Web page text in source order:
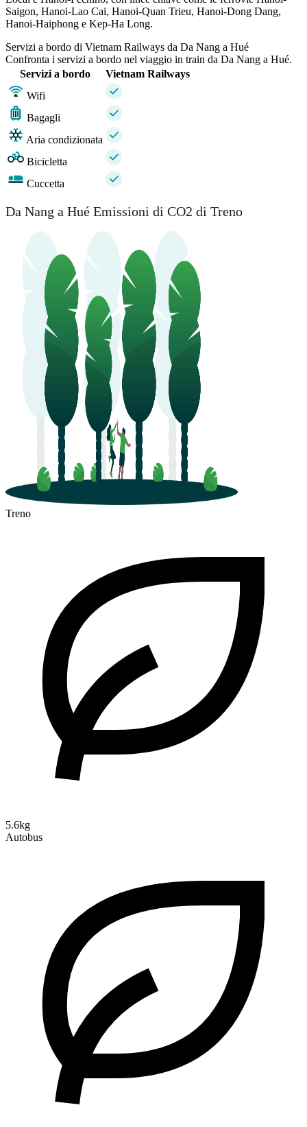
Saigon, Hanoi-Lao Cai, Hanoi-Quan Trieu, Hanoi-Dong Dang,
Hanoi-Haiphong e Kep-Ha Long.
Servizi a bordo di Vietnam Railways da Da Nang a Hué
Confronta i servizi a bordo nel viaggio in train da Da Nang a Hué.
Servizi a bordo
Vietnam Railways
Wifi
Bagagli
Aria condizionata
Bicicletta
Cuccetta
Da Nang a Hué Emissioni di CO2 di Treno
Treno
5.6kg
Autobus